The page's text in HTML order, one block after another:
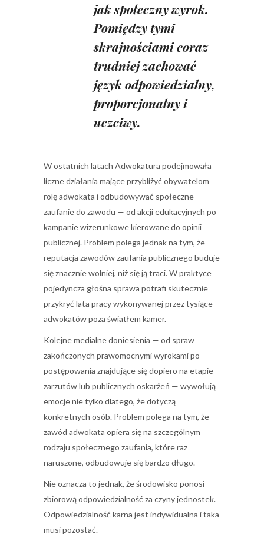
jak społeczny wyrok.
Pomiędzy tymi
skrajnościami coraz
trudniej zachować
język odpowiedzialny,
proporcjonalny i
uczciwy.
W ostatnich latach Adwokatura podejmowała
liczne działania mające przybliżyć obywatelom
rolę adwokata i odbudowywać społeczne
zaufanie do zawodu — od akcji edukacyjnych po
kampanie wizerunkowe kierowane do opinii
publicznej. Problem polega jednak na tym, że
reputacja zawodów zaufania publicznego buduje
się znacznie wolniej, niż się ją traci. W praktyce
pojedyncza głośna sprawa potrafi skutecznie
przykryć lata pracy wykonywanej przez tysiące
adwokatów poza światłem kamer.
Kolejne medialne doniesienia — od spraw
zakończonych prawomocnymi wyrokami po
postępowania znajdujące się dopiero na etapie
zarzutów lub publicznych oskarżeń — wywołują
emocje nie tylko dlatego, że dotyczą
konkretnych osób. Problem polega na tym, że
zawód adwokata opiera się na szczególnym
rodzaju społecznego zaufania, które raz
naruszone, odbudowuje się bardzo długo.
Nie oznacza to jednak, że środowisko ponosi
zbiorową odpowiedzialność za czyny jednostek.
Odpowiedzialność karna jest indywidualna i taka
musi pozostać.